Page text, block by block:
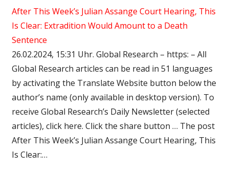
After This Week’s Julian Assange Court Hearing, This
Is Clear: Extradition Would Amount to a Death
Sentence
26.02.2024, 15:31 Uhr. Global Research – https: – All
Global Research articles can be read in 51 languages
by activating the Translate Website button below the
author’s name (only available in desktop version). To
receive Global Research’s Daily Newsletter (selected
articles), click here. Click the share button … The post
After This Week’s Julian Assange Court Hearing, This
Is Clear:…